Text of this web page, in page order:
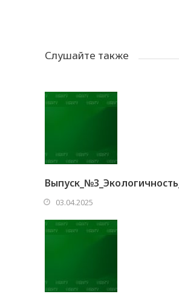
Слушайте также
03.04.2025